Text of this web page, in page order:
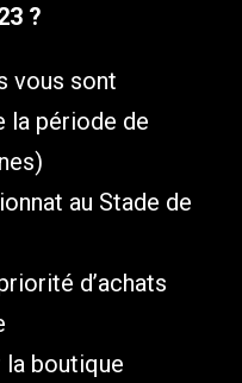
?
vous sont
la période de
au Stade de
d’achats
boutique